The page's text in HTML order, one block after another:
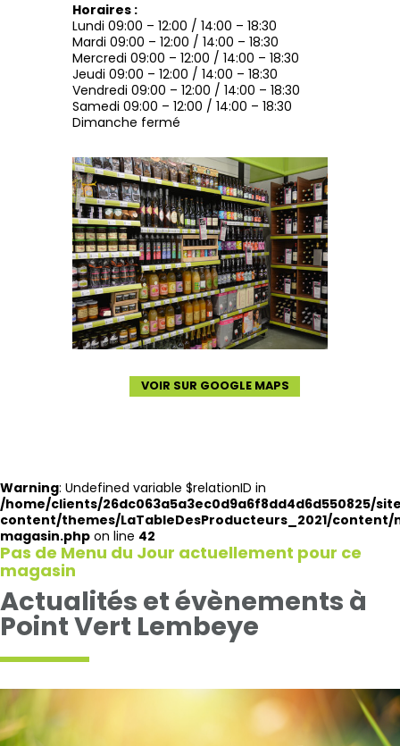
Horaires :
Lundi 09:00 – 12:00 / 14:00 – 18:30
Mardi 09:00 – 12:00 / 14:00 – 18:30
Mercredi 09:00 – 12:00 / 14:00 – 18:30
Jeudi 09:00 – 12:00 / 14:00 – 18:30
Vendredi 09:00 – 12:00 / 14:00 – 18:30
Samedi 09:00 – 12:00 / 14:00 – 18:30
Dimanche fermé
VOIR SUR GOOGLE MAPS
Warning: Undefined variable $relationID in
/home/clients/26dc063a5a3ec0d9a6f8dd4d6d550825/
content/themes/LaTableDesProducteurs_2021/content/
magasin.php on line 42
Pas de Menu du Jour actuellement pour ce
magasin
Actualités et évènements à
Point Vert Lembeye